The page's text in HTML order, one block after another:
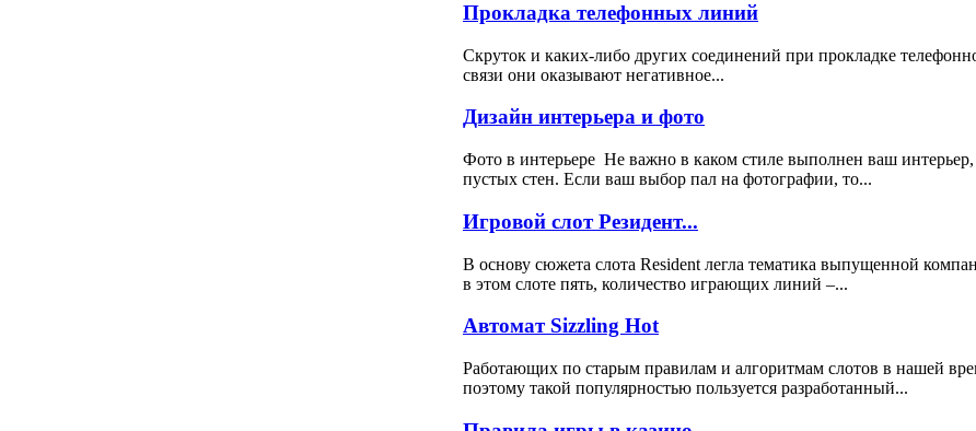
Прокладка телефонных линий
Скруток и каких-либо других соединений при прокладке
связи они оказывают негативное...
Дизайн интерьера и фото
Фото в интерьере Не важно в каком стиле выполнен ваш
пустых стен. Если ваш выбор пал на фотографии, то...
Игровой слот Резидент...
В основу сюжета слота Resident легла тематика выпущенной
в этом слоте пять, количество играющих линий –...
Автомат Sizzling Hot
Работающих по старым правилам и алгоритмам слотов в нашей
поэтому такой популярностью пользуется разработанный...